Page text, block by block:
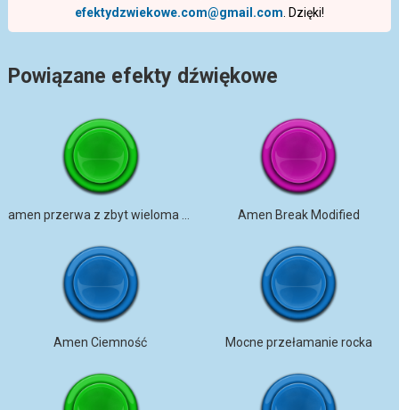
efektydzwiekowe.com@gmail.com . Dzięki!
Powiązane efekty dźwiękowe
Amen Break Modified
Amen Ciemność Mocne przełamanie rocka